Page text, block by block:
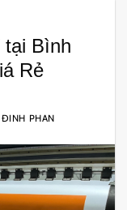
tại Bình
Rẻ
ĐINH PHAN